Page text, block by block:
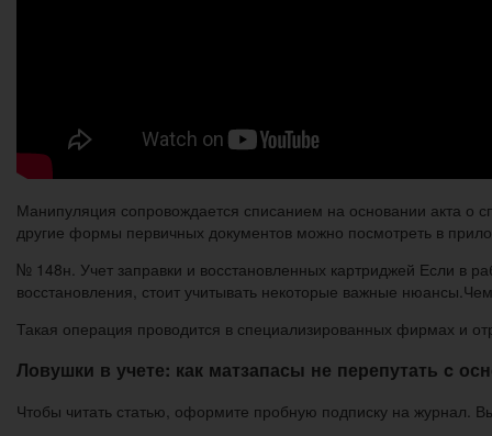
Манипуляция сопровождается списанием на основании акта
другие формы первичных документов можно посмотреть в
№ 148н. Учет заправки и восстановленных картриджей Если в
восстановления, стоит учитывать некоторые важные
Такая операция проводится в специализированных фирмах и
Ловушки в учете: как матзапасы не перепутать c
Чтобы читать статью, оформите пробную подписку на журнал.